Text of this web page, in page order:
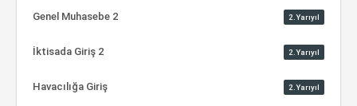
Genel Muhasebe 2 2.Yarıyıl
İktisada Giriş 2 2.Yarıyıl
Havacılığa Giriş 2.Yarıyıl